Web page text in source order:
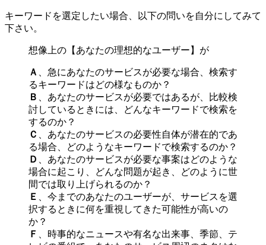
キーワードを選定したい場合、以下の問いを自分にしてみて
下さい。
想像上の【あなたの理想的なユーザー】が
Ａ
、急にあなたのサービスが必要な場合、検索す
るキーワードはどの様なものか？
Ｂ
、あなたのサービスが必要ではあるが、比較検
討しているときには、どんなキーワードで検索を
するのか？
Ｃ
、あなたのサービスの必要性自体が潜在的であ
る場合、どのようなキーワードで検索するのか？
Ｄ
、あなたのサービスが必要な事案はどのような
場合に起こり、どんな問題が起き、どのように世
間では取り上げられるのか？
Ｅ
、今までのあなたのユーザーが、サービスを選
択するときに何を重視してきた可能性が高いの
か？
Ｆ
、時事的なニュースや有名な出来事、季節、テ